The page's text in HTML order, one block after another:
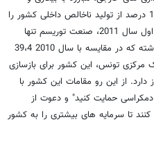
گسترش صنعت توریسم است که تقریبا 10 درصد از تولید ناخالص داخلی کشور را
تشکیل می دهد. گفتنی است در 9 ماهۀ اول سال 2011، صنعت توریسم تنها
780 میلیون یورو برای این کشور درآمد داشته که در مقایسه با سال 2010 39،4
تونس، این کشور برای بازسازی
یورو پول نیاز دارد. از این رو مقامات این کشور با
حمایت کنید" و دعوت از
تا سرمایه های بیشتری را به کشور